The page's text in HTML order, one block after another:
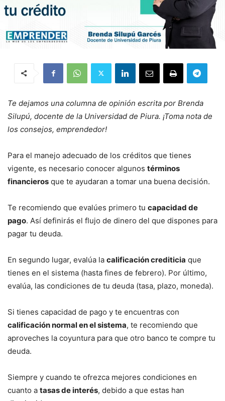
Te dejamos una columna de opinión escrita por Brenda
Silupú, docente de la Universidad de Piura. ¡Toma nota de
los consejos, emprendedor!
Para el manejo adecuado de los créditos que tienes
vigente, es necesario conocer algunos términos
financieros que te ayudaran a tomar una buena decisión.
Te recomiendo que evalúes primero tu capacidad de
pago. Así definirás el flujo de dinero del que dispones para
pagar tu deuda.
En segundo lugar, evalúa la calificación crediticia que
tienes en el sistema (hasta fines de febrero). Por último,
evalúa, las condiciones de tu deuda (tasa, plazo, moneda).
Si tienes capacidad de pago y te encuentras con
calificación normal en el sistema, te recomiendo que
aproveches la coyuntura para que otro banco te compre tu
deuda.
Siempre y cuando te ofrezca mejores condiciones en
cuanto a tasas de interés, debido a que estas han